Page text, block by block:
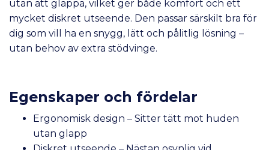
utan att glappa, vilket ger både komfort och ett
mycket diskret utseende. Den passar särskilt bra för
dig som vill ha en snygg, lätt och pålitlig lösning –
utan behov av extra stödvinge.
Egenskaper och fördelar
Ergonomisk design – Sitter tätt mot huden
utan glapp